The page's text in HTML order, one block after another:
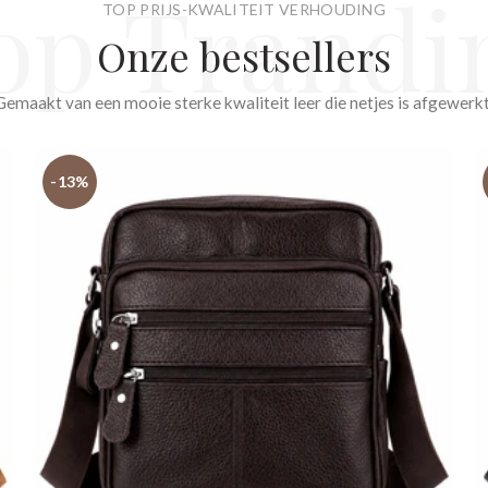
TOP PRIJS-KWALITEIT VERHOUDING
Onze bestsellers
van een mooie sterke kwaliteit leer die netjes is
-13%